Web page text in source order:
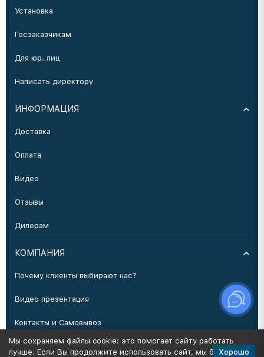
Установка
Госзаказчикам
Для юр. лиц
Написать директору
ИНФОРМАЦИЯ
Доставка
Оплата
Видео
Отзывы
Дилерам
КОМПАНИЯ
Почему клиенты выбирают нас?
Видео презентация
Контакты и Самовывоз
Производство
Мы сохраняем файлы cookie: это помогает сайту работать
лучше. Если Вы продолжите использовать сайт, мы будемХорошо